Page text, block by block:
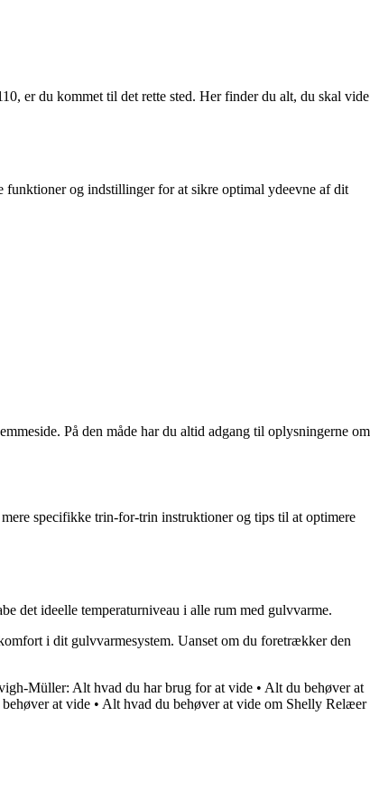
er du kommet til det rette sted. Her finder du alt, du skal vide
og indstillinger for at sikre optimal ydeevne af dit
På den måde har du altid adgang til oplysningerne om
specifikke trin-for-trin instruktioner og tips til at optimere
det ideelle temperaturniveau i alle rum med gulvvarme.
i dit gulvvarmesystem. Uanset om du foretrækker den
Müller: Alt hvad du har brug for at vide • Alt du behøver at
at vide • Alt hvad du behøver at vide om Shelly Relæer